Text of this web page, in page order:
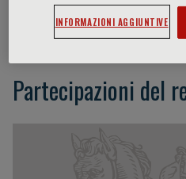
Ivo Brosens
Partecipazioni del
INFORMAZIONI AGGIUNTIVE